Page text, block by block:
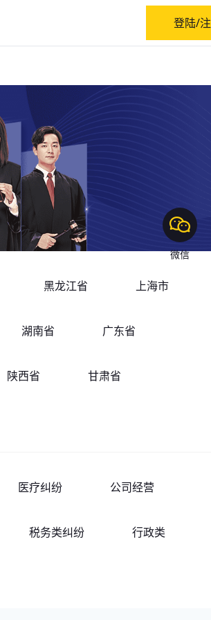
微信
登陆/
黑龙江省 上海市
湖南省 广东省
陕西省 甘肃省
医疗纠纷 公司经营
税务类纠纷 行政类